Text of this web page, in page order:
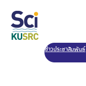
ข่าวประชาสัมพันธ์